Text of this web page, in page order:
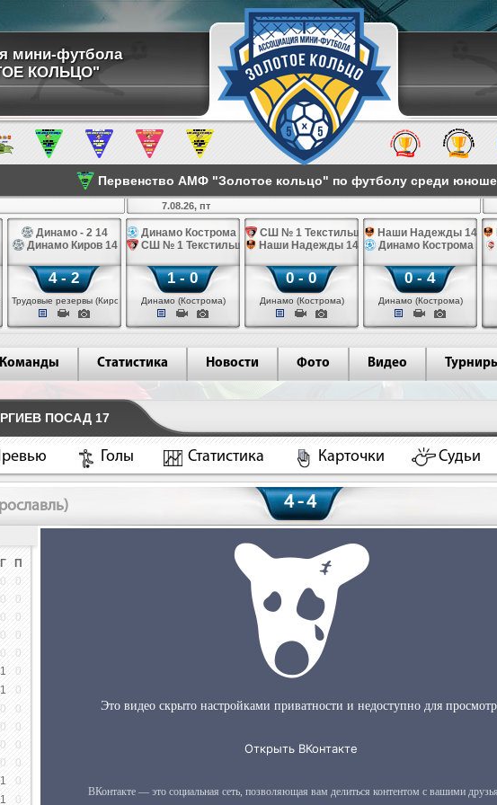
мини-футбола
КОЛЬЦО"
Первенство АМФ "Золотое кольцо" по футболу среди
Динамо - 2 14
Динамо Киров 14
4 - 2
Трудовые резервы (Киров)
7.08.26, пт
Динамо Кострома 14
СШ № 1 Текстильщик 14
1 - 0
Динамо (Кострома)
СШ № 1 Текстильщик 14
Наши Надежды 14
0 - 0
Динамо (Кострома)
Наши Надежды 14
Динамо Кострома 14
0 - 4
Динамо (Кострома)
Команды Статистика Новости Фото Видео
ПОСАД 17
Голы Статистика Карточки Судьи
4 - 4
Г П
0 0
0 0
0 0
0 0
0 0
1 0
1 0
0 0
0 0
0 0
0 0
1 0
1 0